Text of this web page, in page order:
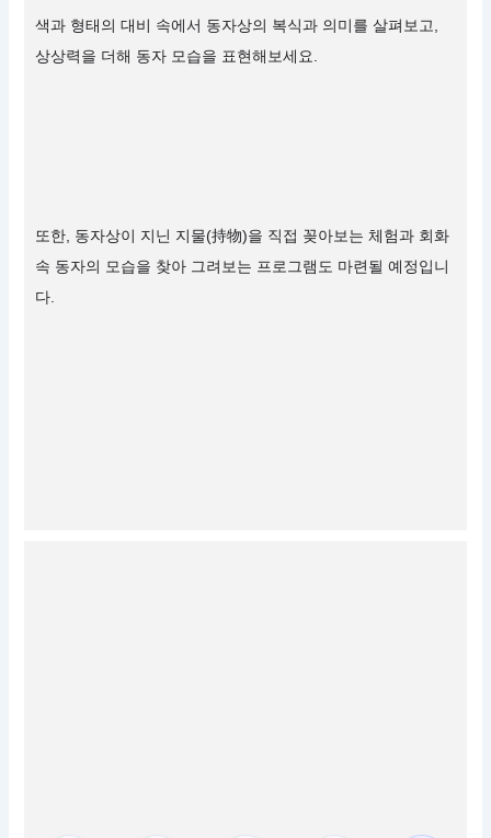
색과 형태의 대비 속에서 동자상의 복식과 의미를 살펴보고,
상상력을 더해 동자 모습을 표현해보세요.
또한, 동자상이 지닌 지물(持物)을 직접 꽂아보는 체험과 회화
속 동자의 모습을 찾아 그려보는 프로그램도 마련될 예정입니
다.